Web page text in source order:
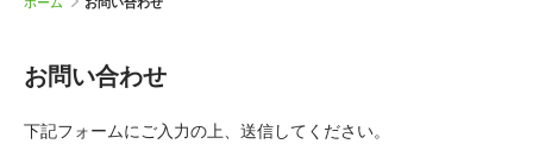
お問い合わせ
下記フォームにご入力の上、送信してください。